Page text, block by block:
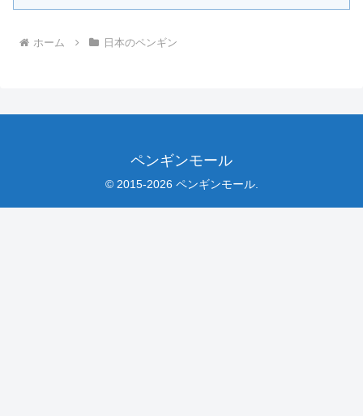
ホーム 日本のペンギン
ペンギンモール
© 2015-2026 ペンギンモール.